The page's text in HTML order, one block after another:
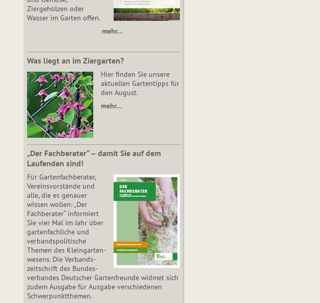
Ziergehölzen oder
Wasser im Garten offen.
mehr…
Was liegt an im Ziergarten?
Hier finden Sie unsere
aktuellen Gartentipps für
den August.
mehr…
„Der Fachberater“ – damit Sie auf dem
Laufenden sind!
Für Gartenfachberater,
Vereinsvorstände und
alle, die es genauer
wissen wollen: „Der
Fachberater“ informiert
Sie vier Mal im Jahr über
gartenfachliche und
verbandspolitische
Themen des Klein­gar­ten­
wesens. Die Ver­bands­
zeit­schrift des Bun­des­
ver­ban­des Deutscher Gartenfreunde widmet sich
zudem Ausgabe für Ausgabe verschiedenen
Schwer­punkt­the­men.